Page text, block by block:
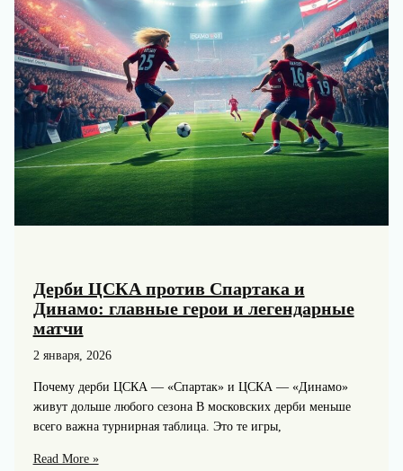
Дерби ЦСКА против Спартака и
Динамо: главные герои и легендарные
матчи
2 января, 2026
Почему дерби ЦСКА — «Спартак» и ЦСКА — «Динамо»
живут дольше любого сезона В московских дерби меньше
всего важна турнирная таблица. Это те игры,
Дерби
Read More »